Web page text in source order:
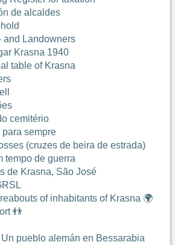
de alcaldes
and Landowners
Krasna 1940
table of Krasna
cemitério
para sempre
(cruzes de beira de estrada)
tempo de guerra
de Krasna, São José
of inhabitants of Krasna 🌍
👬
Un pueblo alemán en Bessarabia